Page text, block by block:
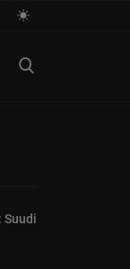
Suudi